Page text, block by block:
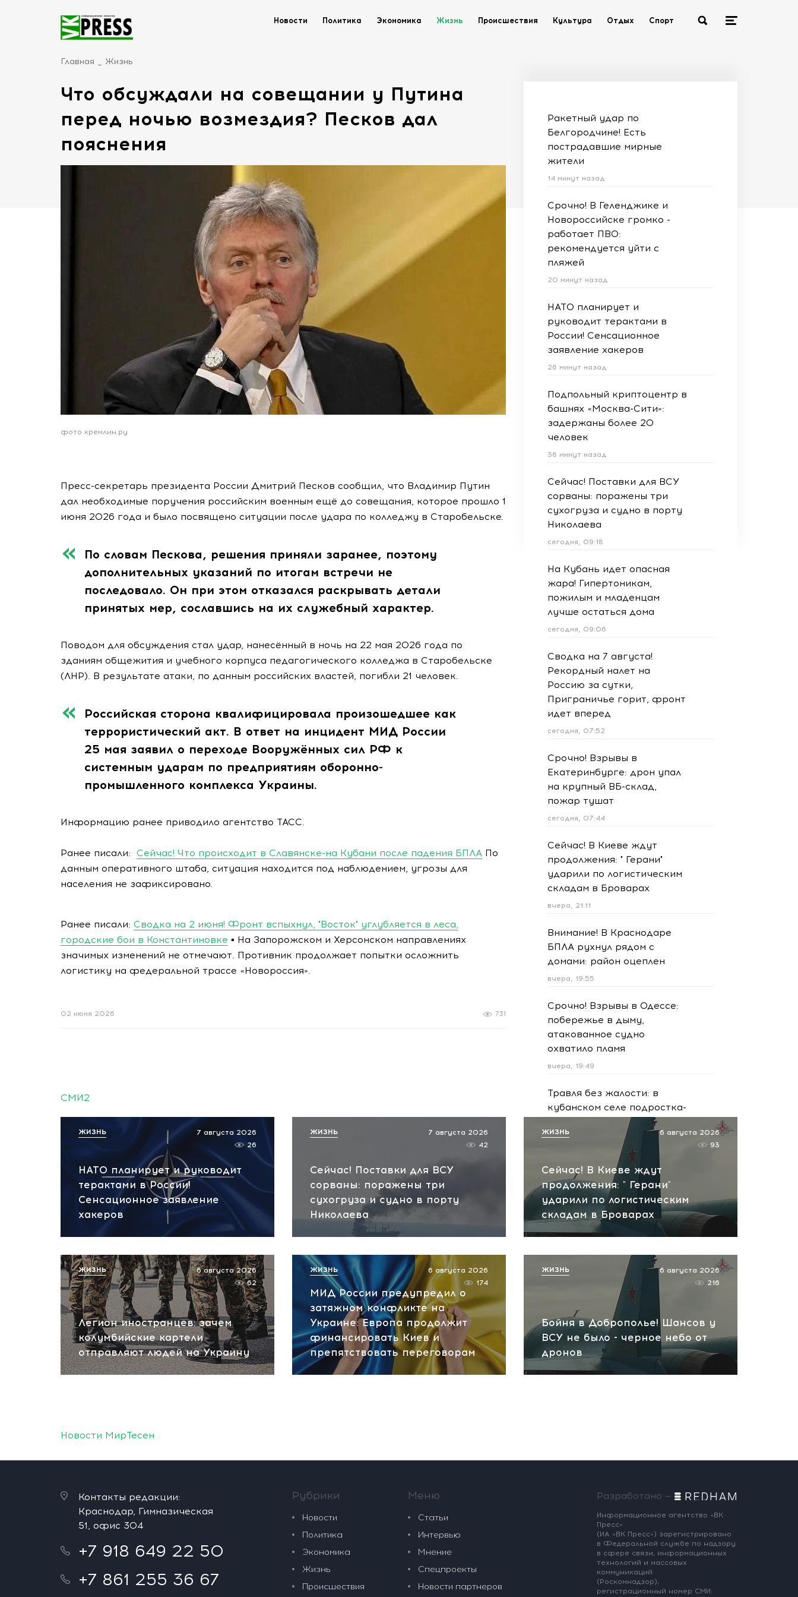
Новости Политика Экономика Жизнь Происшествия Культура Отдых Спорт
Главная Жизнь
Что обсуждали на совещании у Путина
перед ночью возмездия? Песков дал
пояснения
фото кремлин.ру
Пресс-секретарь президента России Дмитрий Песков сообщил, что Владимир Путин
дал необходимые поручения российским военным ещё до совещания, которое прошло 1
июня 2026 года и было посвящено ситуации после удара по колледжу в Старобельске.
По словам Пескова, решения приняли заранее, поэтому
дополнительных указаний по итогам встречи не
последовало. Он при этом отказался раскрывать детали
принятых мер, сославшись на их служебный характер.
Поводом для обсуждения стал удар, нанесённый в ночь на 22 мая 2026 года по
зданиям общежития и учебного корпуса педагогического колледжа в Старобельске
(ЛНР). В результате атаки, по данным российских властей, погибли 21 человек.
Российская сторона квалифицировала произошедшее как
террористический акт. В ответ на инцидент МИД России
25 мая заявил о переходе Вооружённых сил РФ к
системным ударам по предприятиям оборонно-
промышленного комплекса Украины.
Информацию ранее приводило агентство ТАСС.
Ранее писали: Сейчас! Что происходит в Славянске-на Кубани после падения БПЛА По
данным оперативного штаба, ситуация находится под наблюдением, угрозы для
населения не зафиксировано.
Ранее писали: Сводка на 2 июня! Фронт вспыхнул, "Восток" углубляется в леса,
городские бои в Константиновке ▪️ На Запорожском и Херсонском направлениях
значимых изменений не отмечают. Противник продолжает попытки осложнить
логистику на федеральной трассе «Новороссия».
731
02 июня 2026
Ракетный удар по
Белгородчине! Есть
пострадавшие мирные
жители
14 минут назад
Срочно! В Геленджике и
Новороссийске громко -
работает ПВО:
рекомендуется уйти с
пляжей
20 минут назад
НАТО планирует и
руководит терактами в
России! Сенсационное
заявление хакеров
26 минут назад
Подпольный криптоцентр в
башнях «Москва-Сити»:
задержаны более 20
человек
36 минут назад
Сейчас! Поставки для ВСУ
сорваны: поражены три
сухогруза и судно в порту
Николаева
сегодня, 09:18
На Кубань идет опасная
жара! Гипертоникам,
пожилым и младенцам
лучше остаться дома
сегодня, 09:06
Сводка на 7 августа!
Рекордный налет на
Россию за сутки,
Приграничье горит, фронт
идет вперед
сегодня, 07:52
Срочно! Взрывы в
Екатеринбурге: дрон упал
на крупный ВБ-склад,
пожар тушат
сегодня, 07:44
Сейчас! В Киеве ждут
продолжения: " Герани"
ударили по логистическим
складам в Броварах
вчера, 21:11
Внимание! В Краснодаре
БПЛА рухнул рядом с
домами: район оцеплен
вчера, 19:55
Срочно! Взрывы в Одессе:
побережье в дыму,
атакованное судно
охватило пламя
вчера, 19:49
Травля без жалости: в
кубанском селе подростка-
инвалида добивали
камнями и кулаками
СМИ2
НАТО планирует и руководит
терактами в России!
Сенсационное заявление
хакеров
7 августа 2026
26
ЖИЗНЬ
Сейчас! Поставки для ВСУ
сорваны: поражены три
сухогруза и судно в порту
Николаева
7 августа 2026
42
ЖИЗНЬ
Сейчас! В Киеве ждут
продолжения: " Герани"
ударили по логистическим
складам в Броварах
6 августа 2026
93
ЖИЗНЬ
Легион иностранцев: зачем
колумбийские картели
отправляют людей на Украину
6 августа 2026
62
ЖИЗНЬ
МИД России предупредил о
затяжном конфликте на
Украине: Европа продолжит
финансировать Киев и
препятствовать переговорам
6 августа 2026
174
ЖИЗНЬ
Бойня в Доброполье! Шансов у
ВСУ не было - черное небо от
дронов
6 августа 2026
216
ЖИЗНЬ
Новости МирТесен
Контакты редакции:
Краснодар, Гимназическая
51, офис 304
+7 918 649 22 50
+7 861 255 36 67
Рубрики
Новости
Политика
Экономика
Жизнь
Происшествия
Меню
Статьи
Интервью
Мнение
Спецпроекты
Новости партнеров
Разработано —
Информационное агентство «ВК
Пресс»
(ИА «ВК Пресс») зарегистрировано
в Федеральной службе по надзору
в сфере связи, информационных
технологий и массовых
коммуникаций
(Роскомнадзор),
регистрационный номер СМИ: